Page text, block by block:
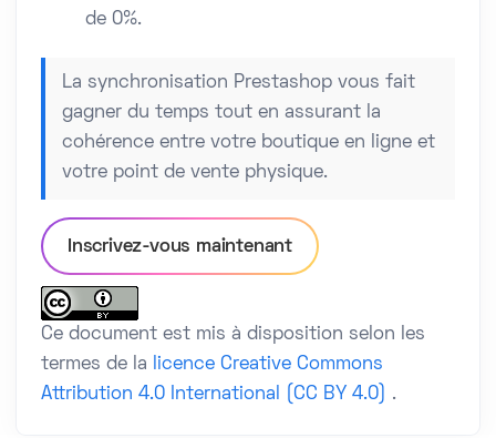
de 0%.
La synchronisation Prestashop vous fait
gagner du temps tout en assurant la
cohérence entre votre boutique en ligne et
votre point de vente physique.
Inscrivez-vous maintenant
Ce document est mis à disposition selon les
termes de la
licence Creative Commons
Attribution 4.0 International (CC BY 4.0) .